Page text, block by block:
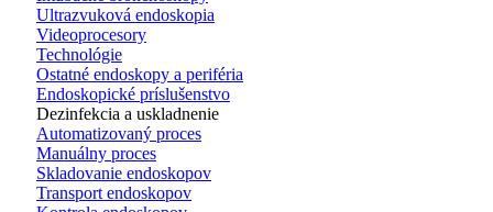
Ultrazvuková endoskopia
Videoprocesory
Technológie
Ostatné endoskopy a periféria
Endoskopické príslušenstvo
Dezinfekcia a uskladnenie
Automatizovaný proces
Manuálny proces
Skladovanie endoskopov
Transport endoskopov